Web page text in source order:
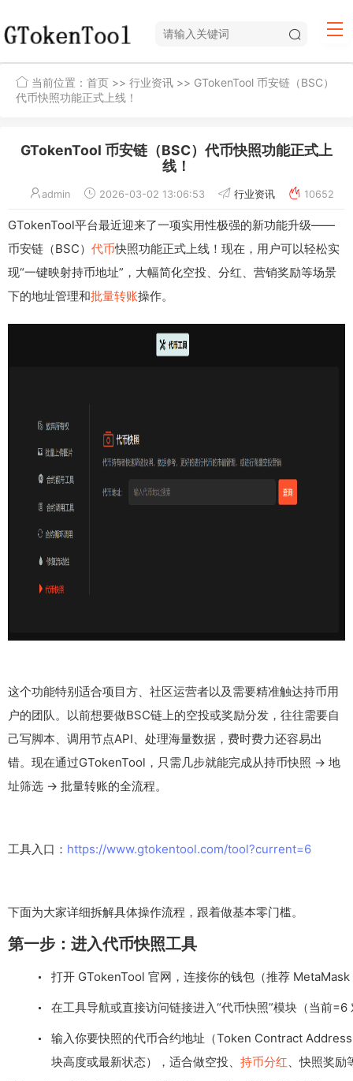
当前位置： 首页 >> 行业资讯 >> GTokenTool 币安链（BSC）
代币快照功能正式上线！
GTokenTool 币安链（BSC）代币快照功能正式上
线！
admin 2026-03-02 13:06:53 行业资讯 10652
GTokenTool平台最近迎来了一项实用性极强的新功能升级——
币安链（BSC） 代币快照功能正式上线！现在，用户可以轻松实
现“一键映射持币地址”，大幅简化空投、分红、营销奖励等场景
下的地址管理和批量转账操作。
这个功能特别适合项目方、社区运营者以及需要精准触达持币用
户的团队。以前想要做BSC链上的空投或奖励分发，往往需要自
己写脚本、调用节点API、处理海量数据，费时费力还容易出
错。现在通过GTokenTool，只需几步就能完成从持币快照 → 地
址筛选 → 批量转账的全流程。
工具入口： https://www.gtokentool.com/tool?current=6
下面为大家详细拆解具体操作流程，跟着做基本零门槛。
第一步：进入代币快照工具
打开 GTokenTool 官网，连接你的钱包（推荐
在工具导航或直接访问链接进入“代币快照”模块（当前
输入你要快照的代币合约地址（Token Contract
块高度或最新状态），适合做空投、 持币分红、快照奖励